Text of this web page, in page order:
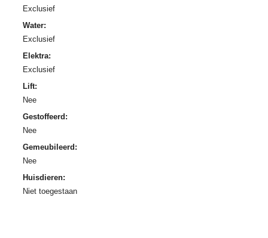
Exclusief
Water:
Exclusief
Elektra:
Exclusief
Lift:
Nee
Gestoffeerd:
Nee
Gemeubileerd:
Nee
Huisdieren:
Niet toegestaan